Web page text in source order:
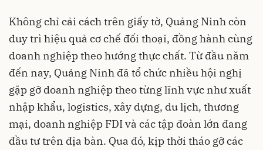
Không chỉ cải cách trên giấy tờ, Quảng Ninh còn
duy trì hiệu quả cơ chế đối thoại, đồng hành cùng
doanh nghiệp theo hướng thực chất. Từ đầu năm
đến nay, Quảng Ninh đã tổ chức nhiều hội nghị
gặp gỡ doanh nghiệp theo từng lĩnh vực như xuất
nhập khẩu, logistics, xây dựng, du lịch, thương
mại, doanh nghiệp FDI và các tập đoàn lớn đang
đầu tư trên địa bàn. Qua đó, kịp thời tháo gỡ các